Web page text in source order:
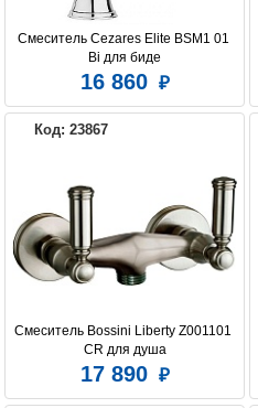
Смеситель Cezares Elite BSM1 01
Bi для биде
16 860
Код: 23867
Смеситель Bossini Liberty Z001101
CR для душа
17 890